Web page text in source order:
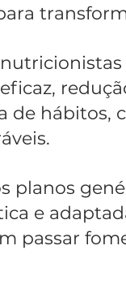
de hábitos,
planos
e
passar